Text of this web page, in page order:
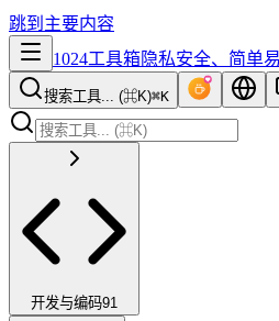
跳到主要内容
1024工具箱隐私安全、简单
搜索工具... (⌘K)⌘K
开发与编码91